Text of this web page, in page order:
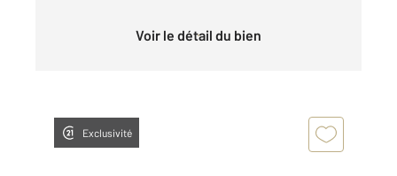
Voir le détail du bien
Exclusivité